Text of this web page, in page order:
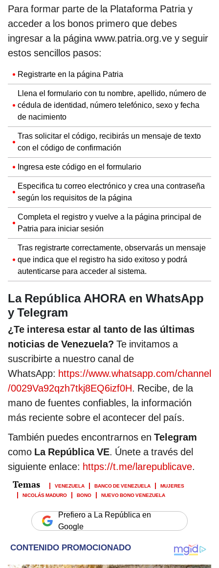
Para formar parte de la Plataforma Patria y
acceder a los bonos primero que debes
ingresar a la página www.patria.org.ve y seguir
estos sencillos pasos:
Registrarte en la página Patria
Llena el formulario con tu nombre, apellido, número de
cédula de identidad, número telefónico, sexo y fecha
de nacimiento
Tras solicitar el código, recibirás un mensaje de texto
con el código de confirmación
Ingresa este código en el formulario
Especifica tu correo electrónico y crea una contraseña
según los requisitos de la página
Completa el registro y vuelve a la página principal de
Patria para iniciar sesión
Tras registrarte correctamente, observarás un mensaje
que indica que el registro ha sido exitoso y podrá
autenticarse para acceder al sistema.
La República AHORA en WhatsApp
y Telegram
¿Te interesa estar al tanto de las últimas
noticias de Venezuela? Te invitamos a
suscribirte a nuestro canal de
WhatsApp: https://www.whatsapp.com/channel
/0029Va92qzh7tkj8EQ6izf0H. Recibe, de la
mano de fuentes confiables, la información
más reciente sobre el acontecer del país.
También puedes encontrarnos en Telegram
como La República VE. Únete a través del
siguiente enlace: https://t.me/larepublicave.
VENEZUELA BANCO DE VENEZUELA
MUJERES
NICOLÁS MADURO
BONO NUEVO BONO VENEZUELA
Prefiero a La República en
Google